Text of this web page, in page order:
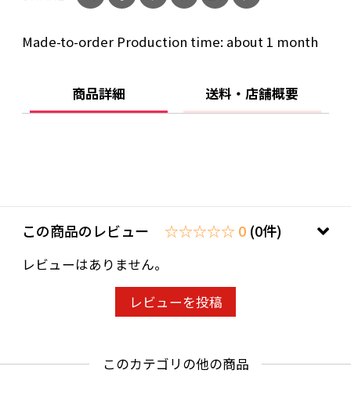
Made-to-order Production time: about 1 month
商品詳細 送料・店舗概要
この商品のレビュー ☆☆☆☆☆ 0 (0件)
レビューはありません。
レビューを投稿
このカテゴリの他の商品